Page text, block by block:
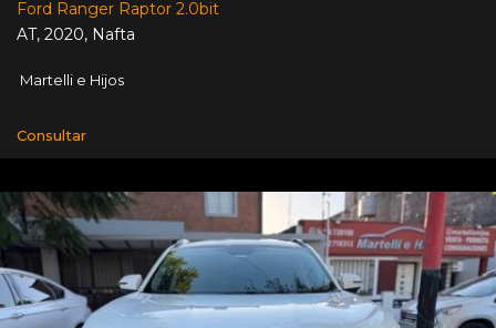
Ford Ranger Raptor 2.0bit
AT, 2020, Nafta
Martelli e Hijos
Consultar